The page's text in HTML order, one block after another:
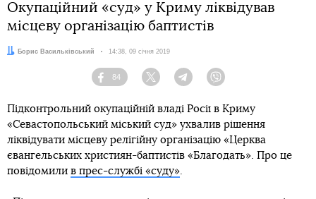
Окупаційний «суд» у Криму ліквідував
місцеву організацію баптистів
Автор:Борис Васильківський Дата:
14:38, 09 січня 2019
Facebook
84
Twitter TelegramViber
Підконтрольний окупаційній владі Росії в Криму
«Севастопольський міський суд» ухвалив рішення
ліквідувати місцеву релігійну організацію «Церква
євангельських християн-баптистів «Благодать». Про це
повідомили в прес-службі «суду».